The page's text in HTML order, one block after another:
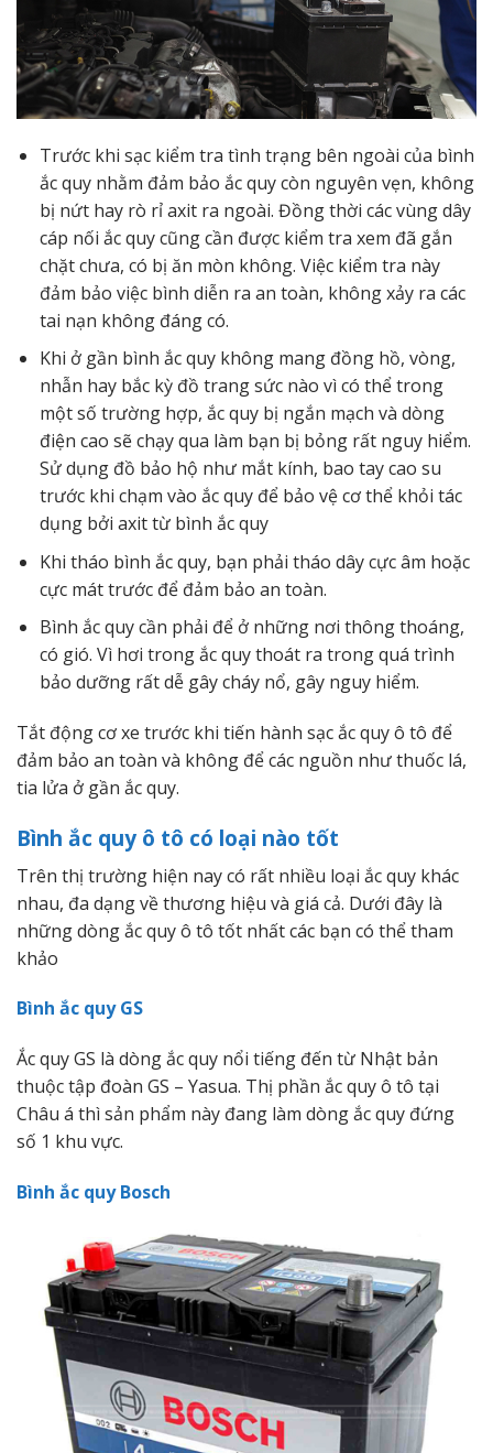
Trước khi sạc kiểm tra tình trạng bên ngoài của bình
ắc quy nhằm đảm bảo ắc quy còn nguyên vẹn, không
bị nứt hay rò rỉ axit ra ngoài. Đồng thời các vùng dây
cáp nối ắc quy cũng cần được kiểm tra xem đã gắn
chặt chưa, có bị ăn mòn không. Việc kiểm tra này
đảm bảo việc bình diễn ra an toàn, không xảy ra các
tai nạn không đáng có.
Khi ở gần bình ắc quy không mang đồng hồ, vòng,
nhẫn hay bắc kỳ đồ trang sức nào vì có thể trong
một số trường hợp, ắc quy bị ngắn mạch và dòng
điện cao sẽ chạy qua làm bạn bị bỏng rất nguy hiểm.
Sử dụng đồ bảo hộ như mắt kính, bao tay cao su
trước khi chạm vào ắc quy để bảo vệ cơ thể khỏi tác
dụng bởi axit từ bình ắc quy
Khi tháo bình ắc quy, bạn phải tháo dây cực âm hoặc
cực mát trước để đảm bảo an toàn.
Bình ắc quy cần phải để ở những nơi thông thoáng,
có gió. Vì hơi trong ắc quy thoát ra trong quá trình
bảo dưỡng rất dễ gây cháy nổ, gây nguy hiểm.
Tắt động cơ xe trước khi tiến hành sạc ắc quy ô tô để
đảm bảo an toàn và không để các nguồn như thuốc lá,
tia lửa ở gần ắc quy.
Bình ắc quy ô tô có loại nào tốt
Trên thị trường hiện nay có rất nhiều loại ắc quy khác
nhau, đa dạng về thương hiệu và giá cả. Dưới đây là
những dòng ắc quy ô tô tốt nhất các bạn có thể tham
khảo
Bình ắc quy GS
Ắc quy GS là dòng ắc quy nổi tiếng đến từ Nhật bản
thuộc tập đoàn GS – Yasua. Thị phần ắc quy ô tô tại
Châu á thì sản phẩm này đang làm dòng ắc quy đứng
số 1 khu vực.
Bình ắc quy Bosch